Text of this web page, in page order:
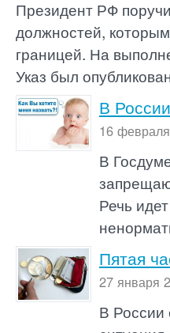
Президент РФ
должностей,
границей. На
Указ был
В
16
В
Речь
Пятая
27 января
В России